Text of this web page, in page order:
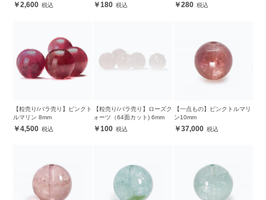
2,600 180 280
【粒売り/バラ売り】ピンクト
ルマリン 8mm
4,500
【粒売り/バラ売り】ローズク
ォーツ（64面カット) 6mm
100
【一点もの】ピンクトルマリ
ン10mm
37,000